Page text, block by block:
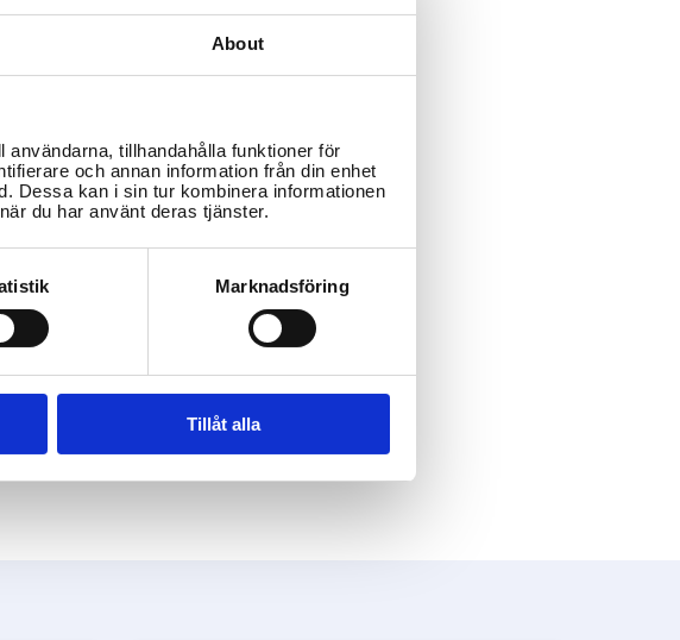
About
tillhandahålla funktioner för
och annan information från din enhet
Dessa kan i sin tur kombinera informationen
du har använt deras tjänster.
Marknadsföring
Tillåt alla